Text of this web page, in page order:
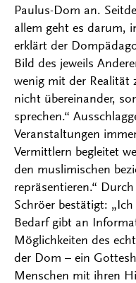
Paulus-Dom an.
allem geht es darum,
erklärt der
Bild des jeweils
wenig mit der Realität
nicht übereinander,
sprechen.“
Veranstaltungen
Vermittlern begleitet
den muslimischen
repräsentieren.“
Schröer bestätigt:
Bedarf gibt an
Möglichkeiten des
der Dom – ein
Menschen mit ihren